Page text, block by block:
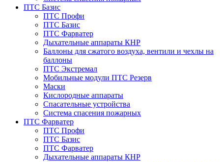
ПТС Базис
ПТС Профи
ПТС Базис
ПТС Фарватер
Дыхательные аппараты КНР
Баллоны для сжатого воздуха, вентили и чехлы на
баллоны
ПТС Экстремал
Мобильные модули ПТС Резерв
Маски
Кислородные аппараты
Спасательные устройства
Система спасения пожарных
ПТС Фарватер
ПТС Профи
ПТС Базис
ПТС Фарватер
Дыхательные аппараты КНР